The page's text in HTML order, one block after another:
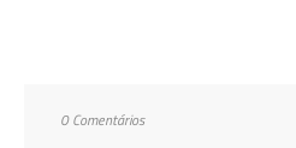
0 Comentários